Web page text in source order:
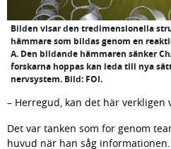
Bilden visar den tredimensionella
hämmare som bildas genom en
A. Den bildande hämmaren sänker
forskarna hoppas kan leda till nya
nervsystem. Bild: FOI.
– Herregud, kan det här verkligen
Det var tanken som for genom
huvud när han såg